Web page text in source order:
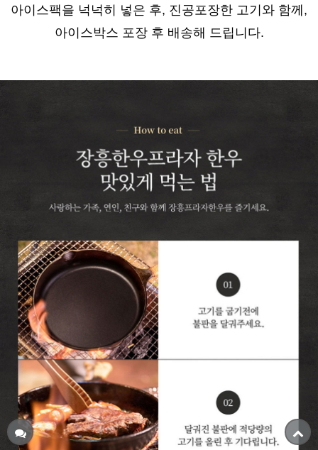
아이스팩을 넉넉히 넣은 후, 진공포장한 고기와 함께,
아이스박스 포장 후 배송해 드립니다.